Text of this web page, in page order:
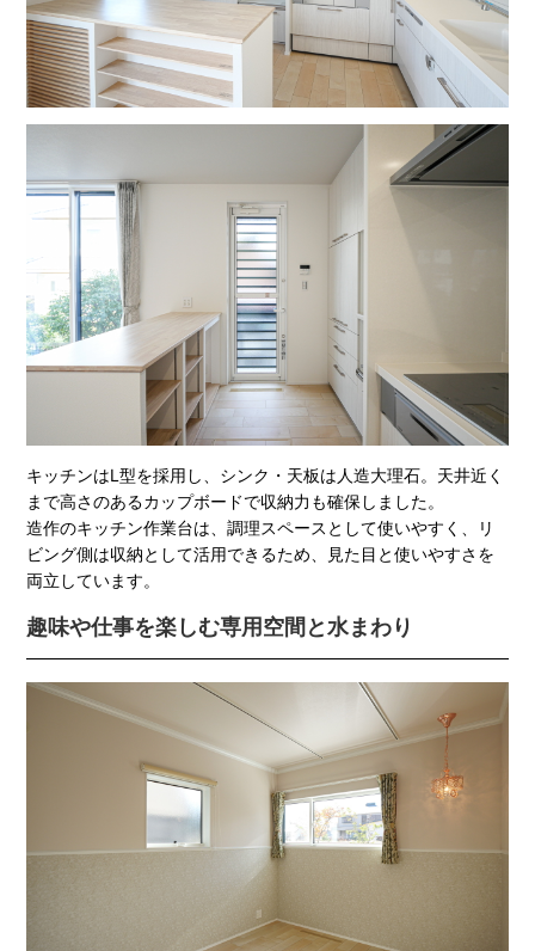
キッチンはL型を採用し、シンク・天板は人造大理石。天井近く
まで高さのあるカップボードで収納力も確保しました。
造作のキッチン作業台は、調理スペースとして使いやすく、リ
ビング側は収納として活用できるため、見た目と使いやすさを
両立しています。
趣味や仕事を楽しむ専用空間と水まわり